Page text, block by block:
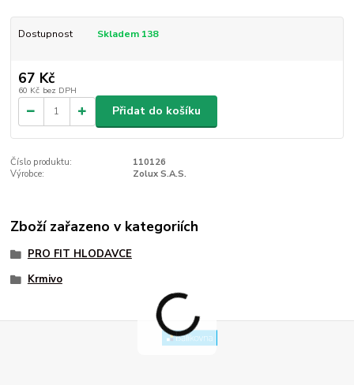
Dostupnost Skladem 138
67 Kč
60 Kč bez DPH
Přidat do košíku
Číslo produktu:
110126
Výrobce:
Zolux S.A.S.
Zboží zařazeno v kategoriích
PRO FIT HLODAVCE
Krmivo